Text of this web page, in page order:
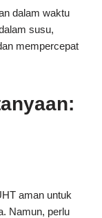
dalam waktu
susu,
mempercepat
aman untuk
Namun, perlu